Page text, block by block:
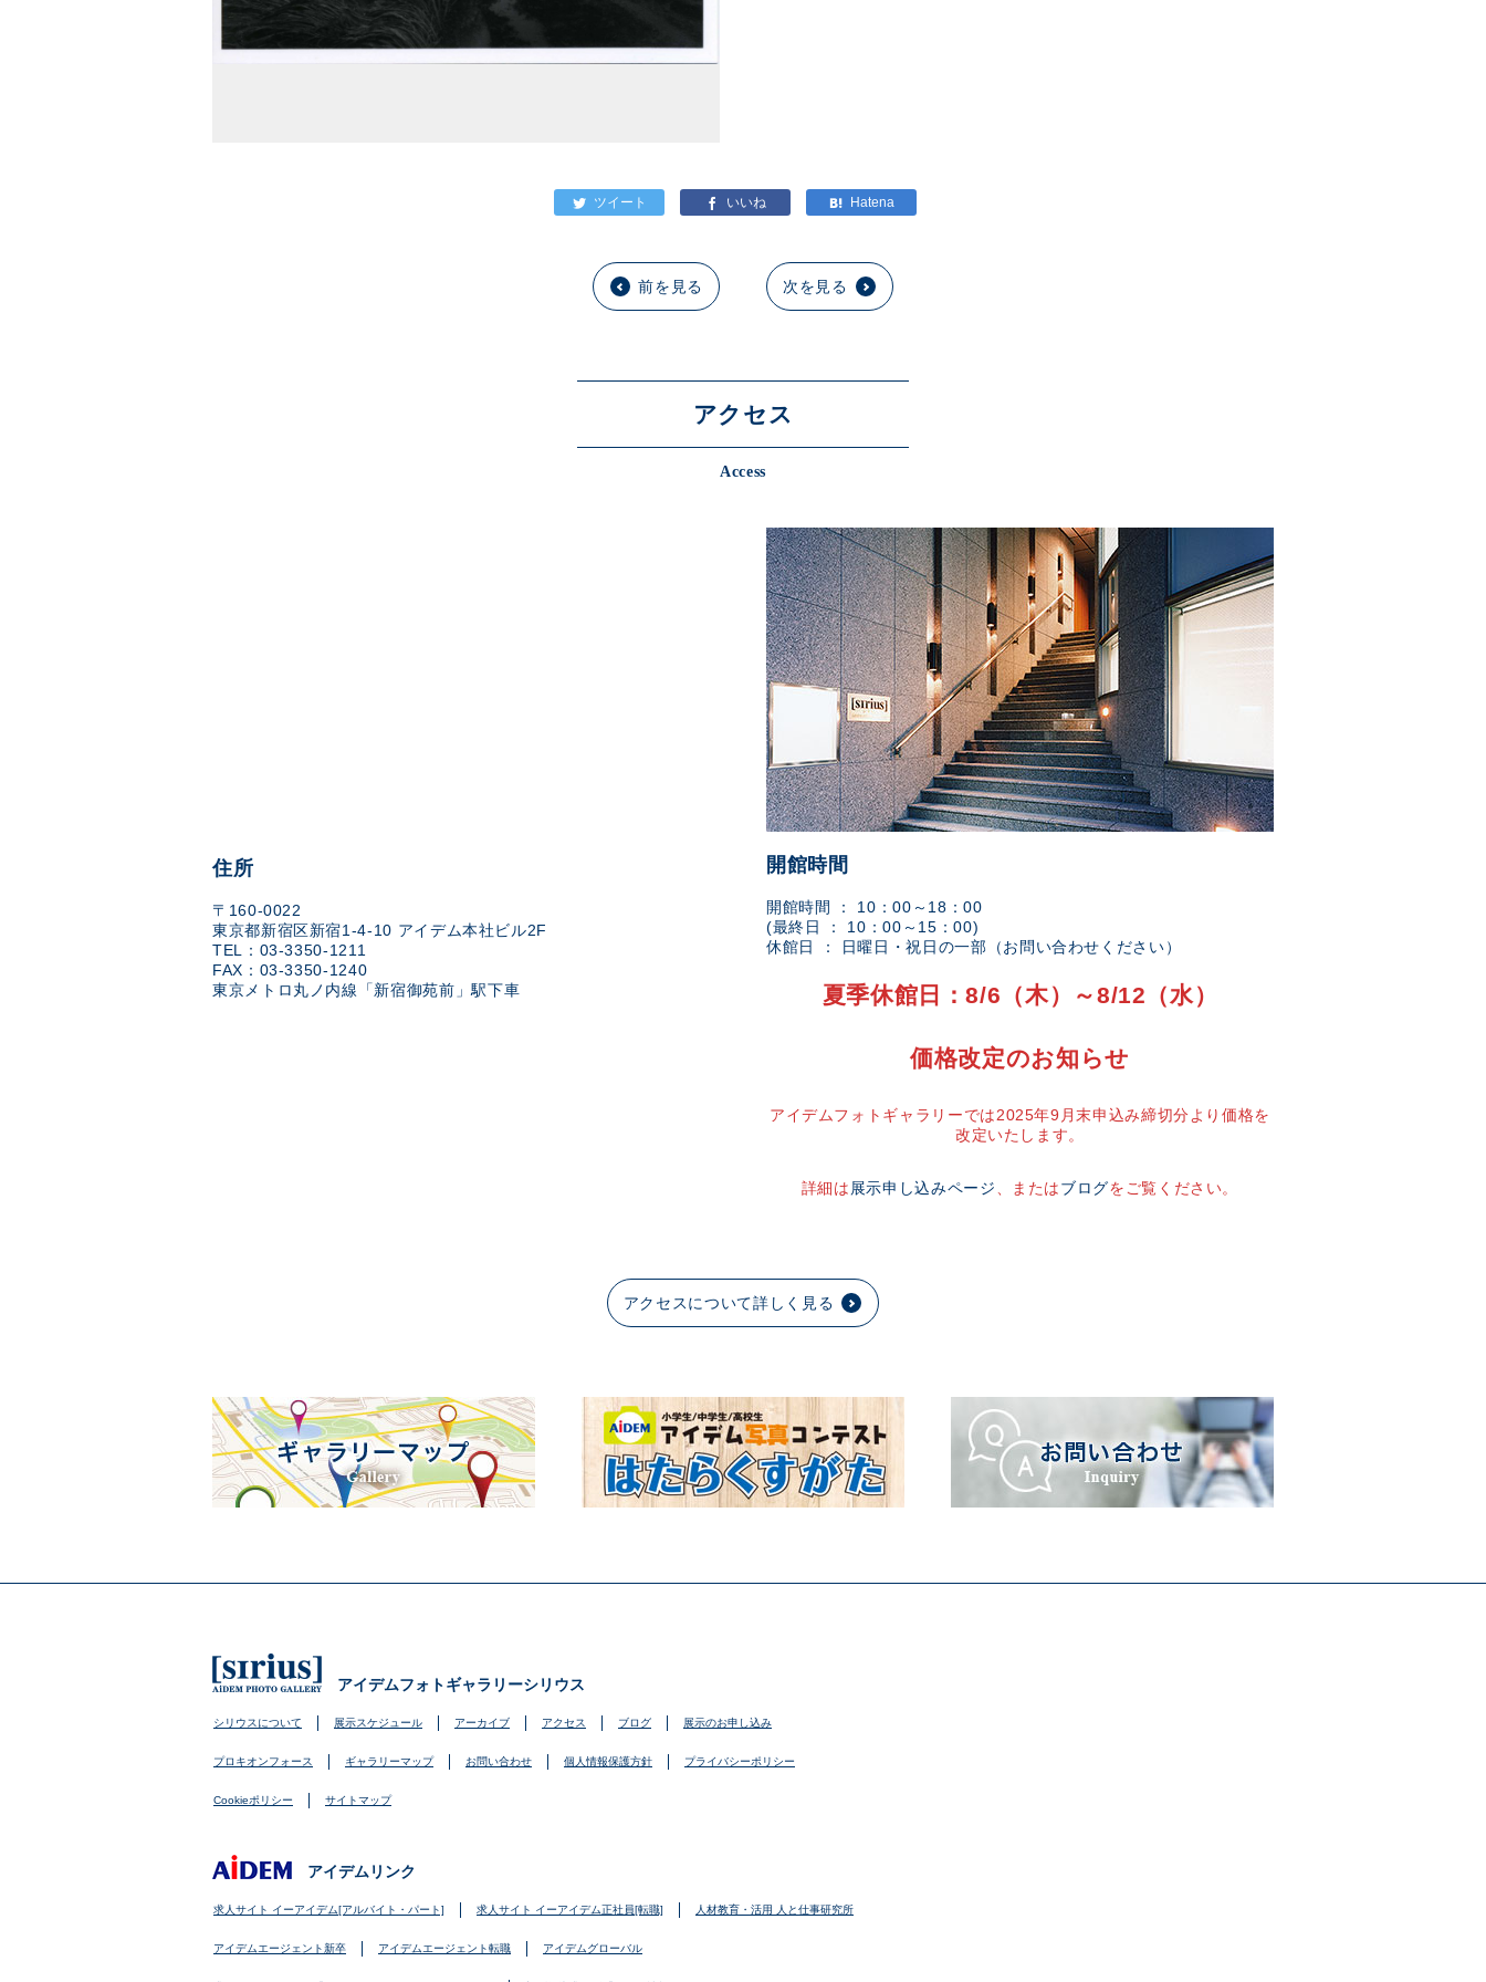
前を見る 次を見る
アクセス
Access
住所
〒160-0022
東京都新宿区新宿1-4-10 アイデム本社ビル2F
TEL：03-3350-1211
FAX：03-3350-1240
東京メトロ丸ノ内線「新宿御苑前」駅下車
開館時間
開館時間 ： 10：00～18：00
(最終日 ： 10：00～15：00)
休館日 ： 日曜日・祝日の一部（お問い合わせください）
夏季休館日：8/6（木）～8/12（水）
価格改定のお知らせ
アイデムフォトギャラリーでは2025年9月末申込み締切分より価格を
改定いたします。
詳細は 展示申し込みページ 、またはブログをご覧ください。
アクセスについて詳しく見る
アイデムフォトギャラリーシリウス
シリウスについて 展示スケジュール アーカイブ アクセス ブログ 展示のお申し込み
プロキオンフォース ギャラリーマップ お問い合わせ 個人情報保護方針 プライバシーポリシー
Cookieポリシー サイトマップ
アイデムリンク
求人サイト イーアイデム[アルバイト・パート] 求人サイト イーアイデム正社員[転職] 人材教育・活用 人と仕事研究所
アイデムエージェント新卒 アイデムエージェント転職 アイデムグローバル